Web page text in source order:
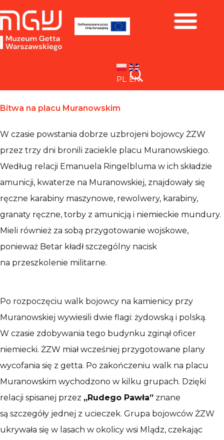
PL EN
Bitwa na placu Muranowskim
W czasie powstania dobrze uzbrojeni bojowcy ŻZW
przez trzy dni bronili zaciekle placu Muranowskiego.
Według relacji Emanuela Ringelbluma w ich składzie
amunicji, kwaterze na Muranowskiej, znajdowały się
ręczne karabiny maszynowe, rewolwery, karabiny,
granaty ręczne, torby z amunicją i niemieckie mundury.
Mieli również za sobą przygotowanie wojskowe,
ponieważ Betar kładł szczególny nacisk
na przeszkolenie militarne.
Po rozpoczęciu walk bojowcy na kamienicy przy
Muranowskiej wywiesili dwie flagi: żydowską i polską.
W czasie zdobywania tego budynku zginął oficer
niemiecki. ŻZW miał wcześniej przygotowane plany
wycofania się z getta. Po zakończeniu walk na placu
Muranowskim wychodzono w kilku grupach. Dzięki
relacji spisanej przez „Rudego Pawła” znane
są szczegóły jednej z ucieczek. Grupa bojowców ŻZW
ukrywała się w lasach w okolicy wsi Mlądz, czekając